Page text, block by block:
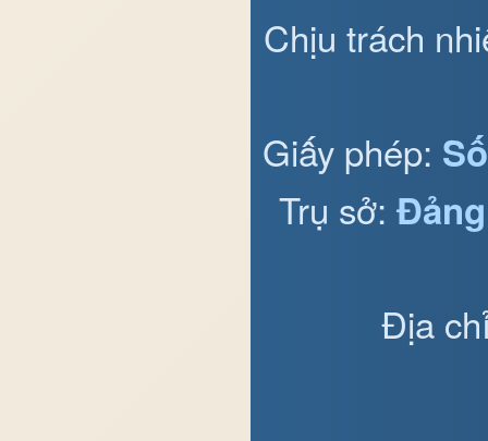
Chịu trách
Giấy phép:
Trụ sở:
Địa